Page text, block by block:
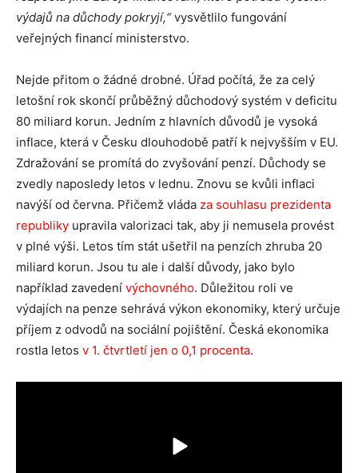
výdajů na důchody pokryjí,“vysvětlilo fungování
veřejných financí ministerstvo.
Nejde přitom o žádné drobné. Úřad počítá, že za celý
letošní rok skončí průběžný důchodový systém v deficitu
80 miliard korun. Jedním z hlavních důvodů je vysoká
inflace, která v Česku dlouhodobě patří k nejvyšším v EU.
Zdražování se promítá do zvyšování penzí. Důchody se
zvedly naposledy letos v lednu. Znovu se kvůli inflaci
navýší od června. Přičemž vláda za souhlasu prezidenta
republiky upravila valorizaci tak, aby ji nemusela provést
v plné výši. Letos tím stát ušetřil na penzích zhruba 20
miliard korun. Jsou tu ale i další důvody, jako bylo
například zavedení výchovného. Důležitou roli ve
výdajích na penze sehrává výkon ekonomiky, který určuje
příjem z odvodů na sociální pojištění. Česká ekonomika
rostla letos v 1. čtvrtletí jen o 0,1 procenta.